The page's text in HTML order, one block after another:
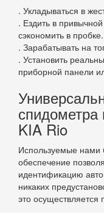
. Укладываться в
. Ездить в
сэкономить в пробке.
. Зарабатывать на
. Установить
приборной панели
KIA Rio
Используемые нами
обеспечение
идентификацию
никаких
это